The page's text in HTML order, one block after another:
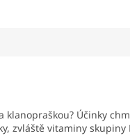
Účinky
zvláště vitaminy